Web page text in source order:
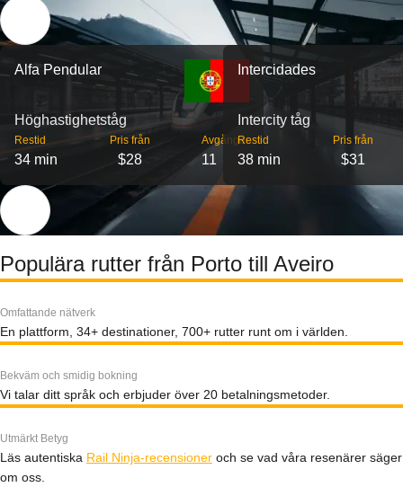
Alfa Pendular
Höghastighetståg
Restid
34 min
Pris från
$28
Avgångar
11
Intercidades
Intercity tåg
Restid
38 min
Pris från
$31
Populära rutter från Porto till Aveiro
Omfattande nätverk
En plattform, 34+ destinationer, 700+ rutter runt om i världen.
Bekväm och smidig bokning
Vi talar ditt språk och erbjuder över 20 betalningsmetoder.
Utmärkt Betyg
Läs autentiska Rail Ninja-recensioner och se vad våra resenärer säger
om oss.